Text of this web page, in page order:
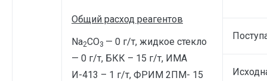
Общий расход реагентов
Na2CO3 — 0 г/т, жидкое стекло
— 0 г/т, БКК – 15 г/т, ИМА
И-413 – 1 г/т, ФРИМ 2ПМ- 15